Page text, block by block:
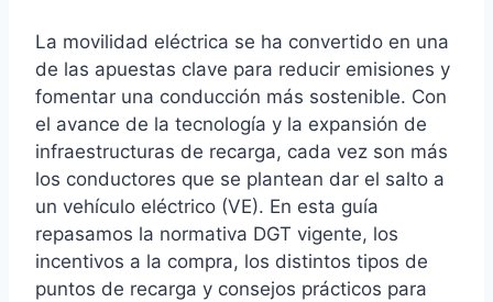
La movilidad eléctrica se ha convertido en una
de las apuestas clave para reducir emisiones y
fomentar una conducción más sostenible. Con
el avance de la tecnología y la expansión de
infraestructuras de recarga, cada vez son más
los conductores que se plantean dar el salto a
un vehículo eléctrico (VE). En esta guía
repasamos la normativa DGT vigente, los
incentivos a la compra, los distintos tipos de
puntos de recarga y consejos prácticos para